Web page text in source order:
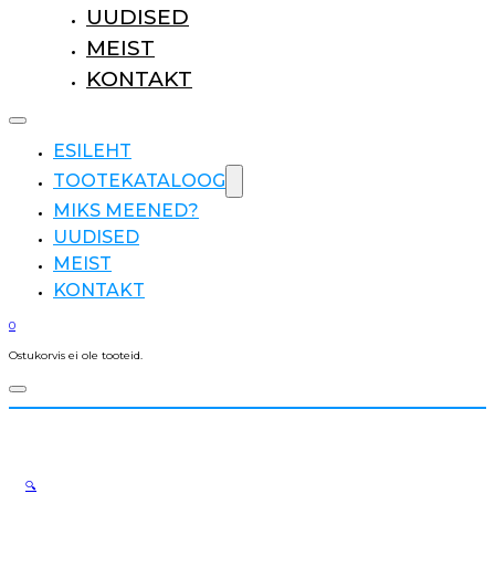
UUDISED
MEIST
KONTAKT
ESILEHT
TOOTEKATALOOG
MIKS MEENED?
UUDISED
MEIST
KONTAKT
0
Ostukorvis ei ole tooteid.
🔍